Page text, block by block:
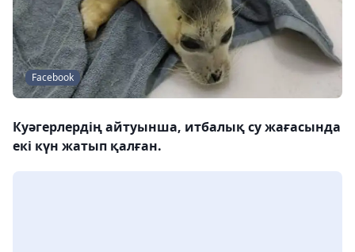
Facebook
Куәгерлердің айтуынша, итбалық су жағасында
екі күн жатып қалған.